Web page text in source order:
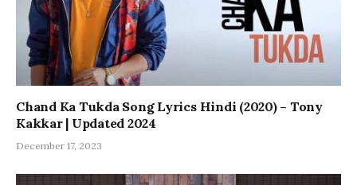
Chand Ka Tukda Song Lyrics Hindi (2020) – Tony
Kakkar | Updated 2024
December 17, 2023